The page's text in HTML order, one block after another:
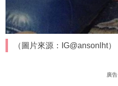
（圖片來源：IG@ansonlht）
廣告